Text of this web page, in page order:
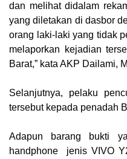
dan melihat didalam
yang diletakan di dasbor
orang laki-laki yang tidak
melaporkan kejadian
Barat,” kata AKP Dailami,
Selanjutnya, pelaku
tersebut kepada penadah
Adapun barang bukti
handphone jenis VIVO